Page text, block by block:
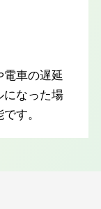
車の遅延
になった場
す。